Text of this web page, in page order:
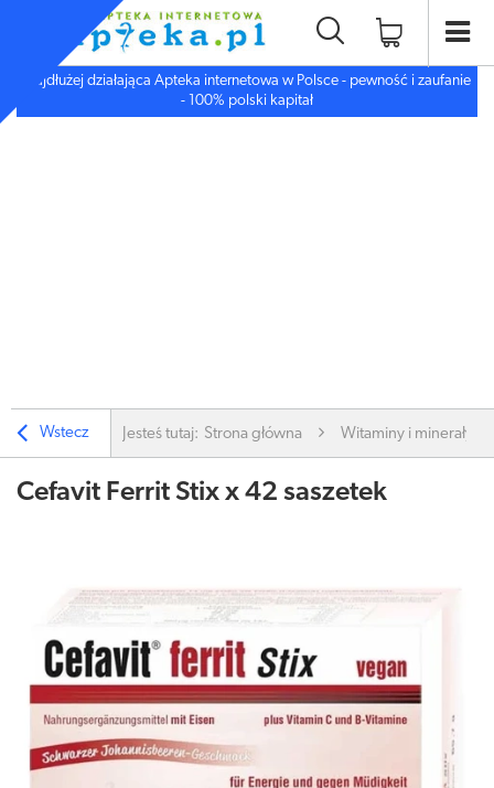
Najdłużej działająca Apteka internetowa w Polsce - pewność i zaufanie
- 100% polski kapitał
Wstecz Jesteś tutaj: Strona główna Witaminy i minerały
Cefavit Ferrit Stix x 42 saszetek